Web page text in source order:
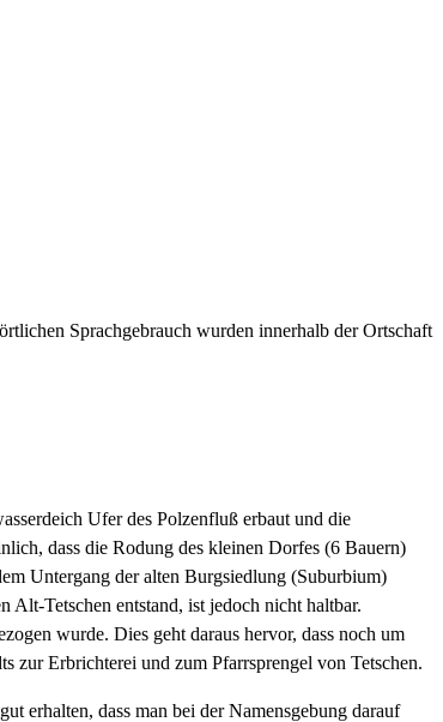
Sprachgebrauch wurden innerhalb der Ortschaft
Ufer des Polzenfluß erbaut und die
dass die Rodung des kleinen Dorfes (6 Bauern)
Untergang der alten Burgsiedlung (Suburbium)
Alt-Tetschen entstand, ist jedoch nicht haltbar.
wurde. Dies geht daraus hervor, dass noch um
zur Erbrichterei und zum Pfarrsprengel von Tetschen.
erhalten, dass man bei der Namensgebung darauf